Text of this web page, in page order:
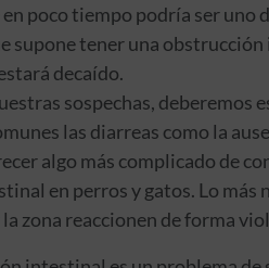
poco tiempo podría ser
supone tener una
decaído.
sospechas, deberemos
las diarreas como la
algo más complicado de
en perros y gatos. Lo más
zona reaccionen de forma